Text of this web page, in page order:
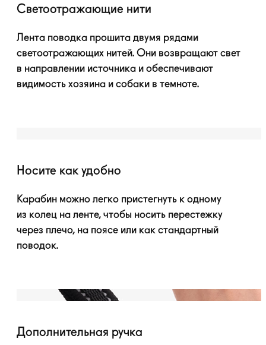
Светоотражающие нити
Лента поводка прошита двумя рядами
светоотражающих нитей. Они возвращают свет
в направлении источника и обеспечивают
видимость хозяина и собаки в темноте.
Носите как удобно
Карабин можно легко пристегнуть к одному
из колец на ленте, чтобы носить перестежку
через плечо, на поясе или как стандартный
поводок.
Дополнительная ручка